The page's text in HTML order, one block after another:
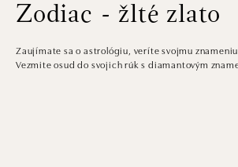
Zodiac - žlté zlato
Zaujímate sa o astrológiu, veríte svojmu
Vezmite osud do svojich rúk s diamantovým